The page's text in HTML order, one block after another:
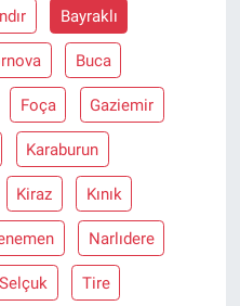
Bayraklı
Buca
Foça Gaziemir
Karaburun
Kiraz Kınık
Narlıdere
Selçuk Tire